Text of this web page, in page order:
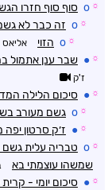
☼
o סוף סוף חזרו
☼
o זה כבר לא
☼
o הזוי אליאס
☼
● שבר ענן אתמול
ז'ק
☼
● סיכום הלילה
☼
o גשם מעורב
☼
● ז׳ק סרטון יפה
☼
o טבריה עלית גשם
שמשהו עוצמתי בא
☼
● סיכום יומי -